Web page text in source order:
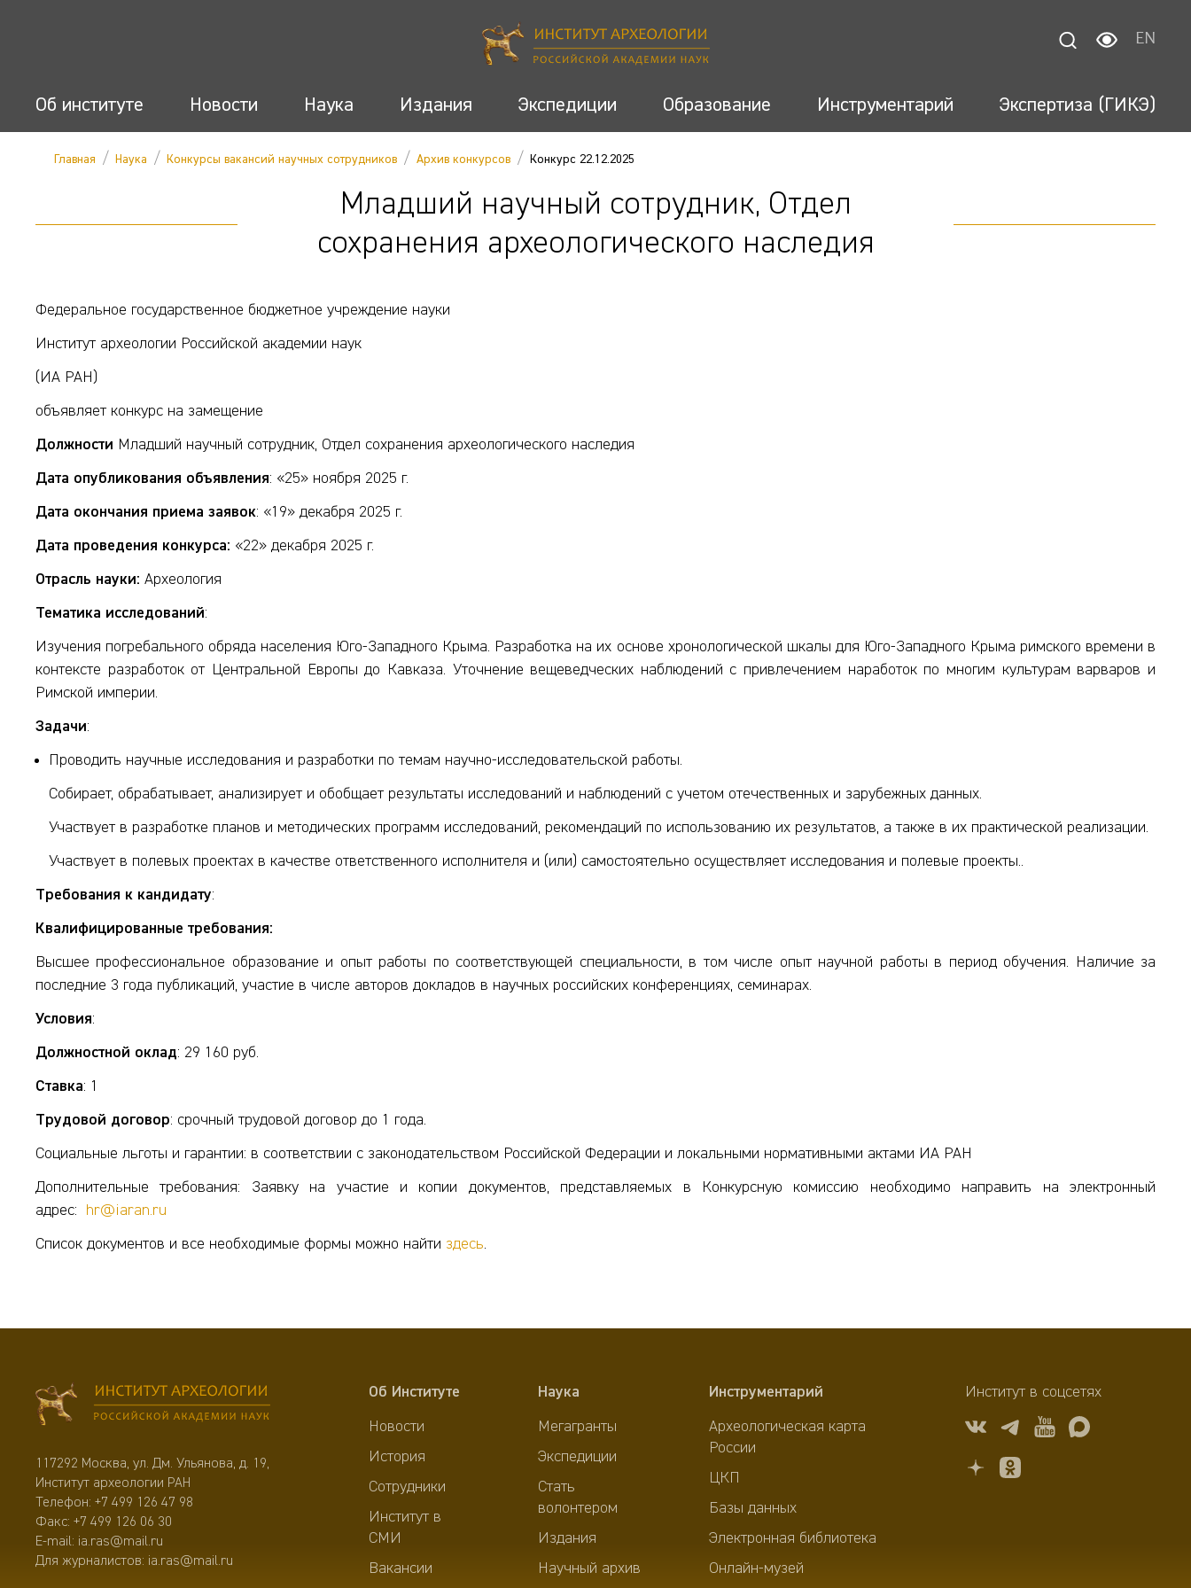
EN
Об институте Новости Наука Издания Экспедиции Образование Инструментарий Экспертиза (ГИКЭ)
Главная / Наука / Конкурсы вакансий научных сотрудников / Архив конкурсов / Конкурс 22.12.2025
Младший научный сотрудник, Отдел
сохранения археологического наследия
Федеральное государственное бюджетное учреждение науки
Институт археологии Российской академии наук
(ИА РАН)
объявляет конкурс на замещение
Должности Младший научный сотрудник, Отдел сохранения археологического наследия
Дата опубликования объявления: «25» ноября 2025 г.
Дата окончания приема заявок: «19» декабря 2025 г.
Дата проведения конкурса: «22» декабря 2025 г.
Отрасль науки: Археология
Тематика исследований:
Изучения погребального обряда населения Юго-Западного Крыма. Разработка на их основе хронологической шкалы для Юго-Западного Крыма римского времени в
контексте разработок от Центральной Европы до Кавказа. Уточнение вещеведческих наблюдений с привлечением наработок по многим культурам варваров и
Римской империи.
Задачи:
Проводить научные исследования и разработки по темам научно-исследовательской работы.
Собирает, обрабатывает, анализирует и обобщает результаты ис­следований и наблюдений с учетом отечественных и зарубежных данных.
Участвует в разработке планов и методических программ исследо­ваний, рекомендаций по использованию их результатов, а также в их практической реализации.
Участвует в полевых проектах в качестве ответственного исполнителя и (или) самостоятельно осуществляет исследования и полевые проекты..
Требования к кандидату:
Квалифицированные требования:
Высшее профессиональное образование и опыт работы по соответствующей специальности, в том числе опыт научной работы в период обучения. Наличие за
последние 3 года публикаций, участие в числе авторов докладов в научных российских конференциях, семинарах.
Условия:
Должностной оклад: 29 160 руб.
Ставка: 1
Трудовой договор: срочный трудовой договор до 1 года.
Социальные льготы и гарантии: в соответствии с законодательством Российской Федерации и локальными нормативными актами ИА РАН
Дополнительные требования: Заявку на участие и копии документов, представляемых в Конкурсную комиссию необходимо направить на электронный
адрес:
hr@iaran.ru
Список документов и все необходимые формы можно найти здесь.
117292 Москва, ул. Дм. Ульянова, д. 19,
Институт археологии РАН
Телефон: +7 499 126 47 98
Факс: +7 499 126 06 30
E-mail: ia.ras@mail.ru
Для журналистов: ia.ras@mail.ru
Об Институте
Новости
История
Сотрудники
Институт в
СМИ
Вакансии
Наука
Мегагранты
Экспедиции
Стать
волонтером
Издания
Научный архив
Инструментарий
Археологическая карта
России
ЦКП
Базы данных
Электронная библиотека
Онлайн-музей
Институт в соцсетях